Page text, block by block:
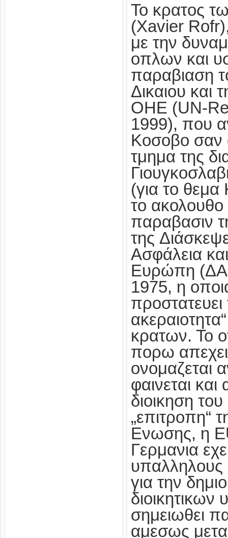
Το κρατος
(Xavier
με την
οπλων και
παραβιαση
Δικαιου και
ΟΗΕ (UN-
1999), που
Κοσοβο
τμημα της
(για το
το ακολουθο
παραβασιν
της
Ασφάλεια
Ευρώπη
1975, η
προστατευει
κρατων. Το
πορω
ονομαζεται
φαινεται και
διοικηση
„επιτροπη“
Ενωσης, η
Γερμανια
υπαλληλους
για την
σημειωθει
αμεσως μετα